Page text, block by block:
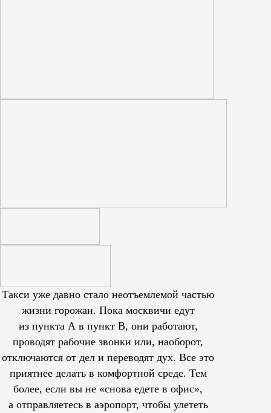
Такси уже давно стало неотъемлемой частью
жизни горожан. Пока москвичи едут
из пункта А в пункт В, они работают,
проводят рабочие звонки или, наоборот,
отключаются от дел и переводят дух. Все это
приятнее делать в комфортной среде. Тем
более, если вы не «снова едете в офис»,
а отправляетесь в аэропорт, чтобы улететь